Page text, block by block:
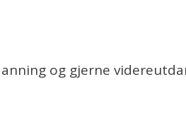
og gjerne